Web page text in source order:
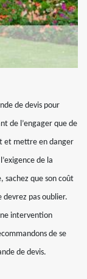
de devis pour
de l’engager que de
et mettre en danger
de la
sachez que son coût
devrez pas oublier.
intervention
de se
de devis.